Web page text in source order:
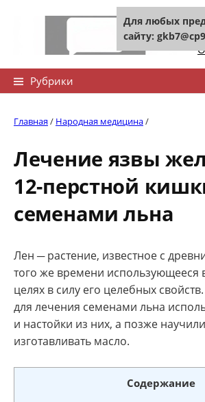
Рубрики
Главная/ Народная медицина/
Лечение язвы
12-перстной
семенами льна
Лен ─ растение, известное с
того же времени использующееся
целях в силу его целебных
для лечения семенами льна
и настойки из них, а позже
изготавливать масло.
Содержание
Для любых
сайту: